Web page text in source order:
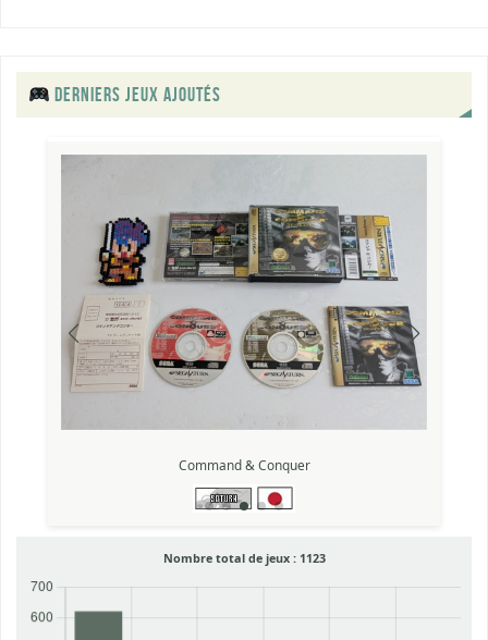
DERNIERS JEUX AJOUTÉS
Friends ~Seishun no Kagayaki~
Nombre total de jeux :1123